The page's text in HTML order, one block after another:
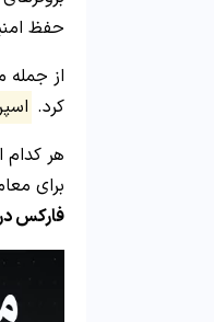
حفظ
از جمله
کرد.
برای
فارکس در